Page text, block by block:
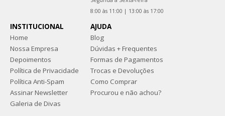
8:00 às 11:00 | 13:00 às 17:00
INSTITUCIONAL
Home
Nossa Empresa
Depoimentos
Política de Privacidade
Política Anti-Spam
Assinar Newsletter
Galeria de Divas
AJUDA
Blog
Dúvidas + Frequentes
Formas de Pagamentos
Trocas e Devoluções
Como Comprar
Procurou e não achou?